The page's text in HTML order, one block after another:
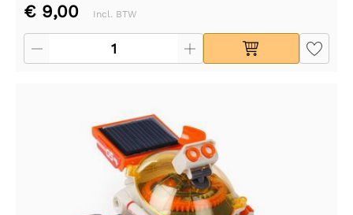
€ 9,00 Incl. BTW